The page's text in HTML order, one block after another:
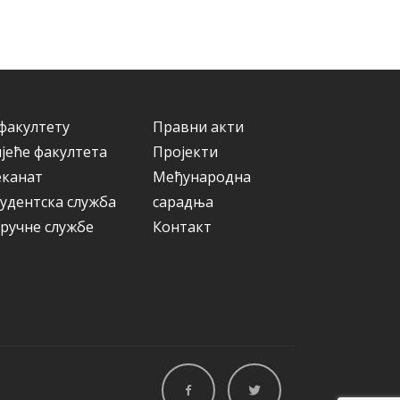
факултета
служба
службе
Правни акти
Пројекти
Међународна
сарадња
Контакт